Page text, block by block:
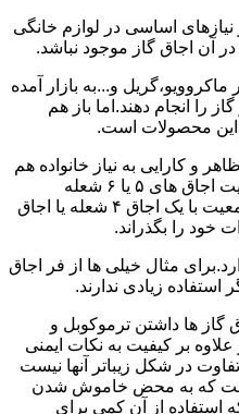
نیازهای اساسی در لوازم خانگی
آن اجاق گاز موجود نباشد.
ماکروویو،گریل و...به بازار آمده
را انجام دهند.اما باز هم
این محصولات است.
و کارایی به نیاز خانواده هم
توجه کرد.برای خانواده های پرجمعیت اجاق های ۵ یا ۶ شعله
مناسب است اما یک خانواده کم جمعیت با یک اجاق ۴ شعله یا اجاق
مثال خیلی ها از فر اجاق
استفاده زیادی ندارند.
گاز ها داشتن ترموکوبل و
بر کیفیت به نکات ایمنی
در شکل زیباتر آنها نیست
است که به محض خاموش شدن
استفاده از آن کمی برای